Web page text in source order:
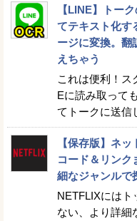
【LINE】トー
てテキスト化す
ージに変換。翻
えちゃう
これは便利！ス
Eに読み取って
てトークに送信
【保存版】ネ
コード＆リンク
細なジャンルで
NETFLIXにはト
ない、より詳細